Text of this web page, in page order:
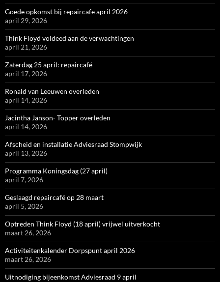
Goede opkomst bij repaircafe april 2026
april 29, 2026
Think Floyd voldeed aan de verwachtingen
april 21, 2026
Zaterdag 25 april: repaircafé
april 17, 2026
Ronald van Leeuwen overleden
april 14, 2026
Jacintha Janson- Topper overleden
april 14, 2026
Afscheid en installatie Adviesraad Stompwijk
april 13, 2026
Programma Koningsdag (27 april)
april 7, 2026
Geslaagd repaircafé op 28 maart
april 5, 2026
Optreden Think Floyd (18 april) vrijwel uitverkocht
maart 26, 2026
Activiteitenkalender Dorpspunt april 2026
maart 26, 2026
Uitnodiging bijeenkomst Adviesraad 9 april